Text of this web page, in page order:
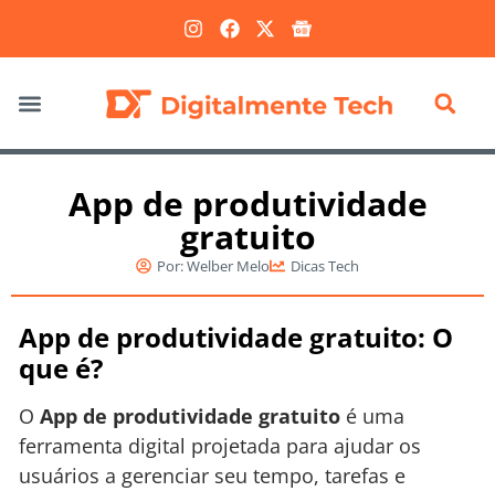
App de produtividade
gratuito
Por:Welber Melo Dicas Tech
App de produtividade gratuito: O
que é?
O App de produtividade gratuito é uma
ferramenta digital projetada para ajudar os
usuários a gerenciar seu tempo, tarefas e